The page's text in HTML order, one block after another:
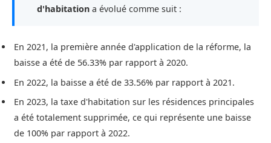
d'habitation a évolué comme suit :
En 2021, la première année d'application de la réforme, la
baisse a été de 56.33% par rapport à 2020.
En 2022, la baisse a été de 33.56% par rapport à 2021.
En 2023, la taxe d'habitation sur les résidences principales
a été totalement supprimée, ce qui représente une baisse
de 100% par rapport à 2022.